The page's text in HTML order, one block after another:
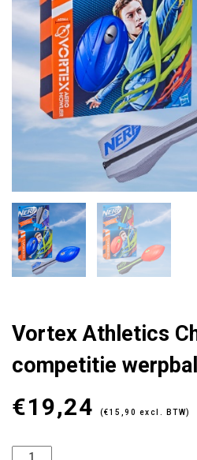
Vortex Athletics
competitie
€19,24 (€15,90 excl. BTW)